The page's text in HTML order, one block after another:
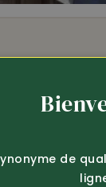
en loden
de